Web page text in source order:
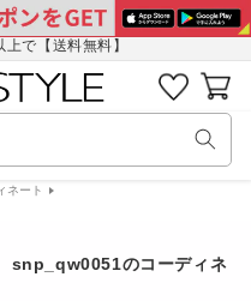
で【送料無料】
に
入
り
リ
ス
カ
ー
ト
ネート
のコーディネ